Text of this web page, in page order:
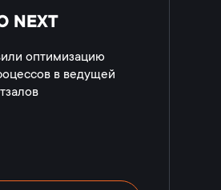
NEXT
оптимизацию
в ведущей